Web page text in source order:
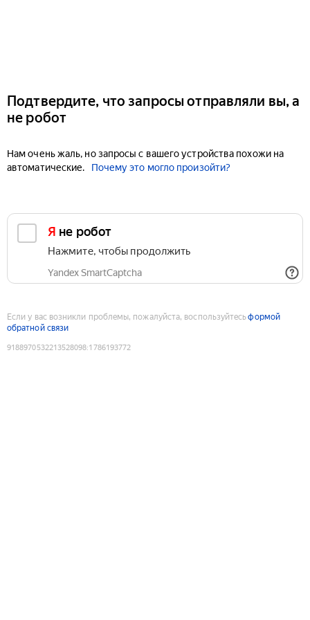
Подтвердите, что запросы отправляли вы, а
не робот
Нам очень жаль, но запросы с вашего устройства похожи на
автоматические.
Почему это могло произойти?
Я не робот
Нажмите, чтобы продолжить
Yandex SmartCaptcha
Если у вас возникли проблемы, пожалуйста, воспользуйтесьформой
обратной связи
9188970532213528098:1786193772